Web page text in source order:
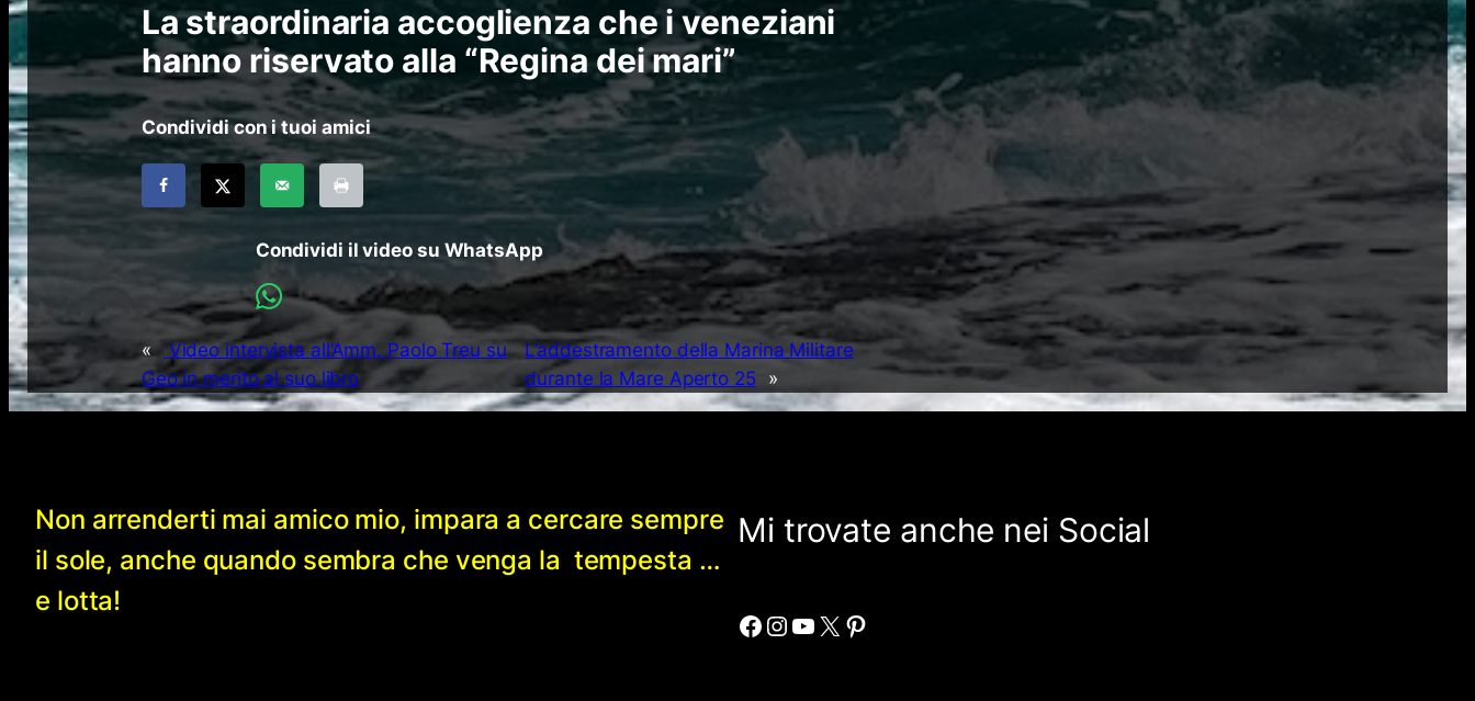
La straordinaria accoglienza che i veneziani
hanno riservato alla “Regina dei mari”
Condividi con i tuoi amici
Condividi il video su WhatsApp
«
Video intervista all’Amm. Paolo Treu su
Geo in merito al suo libro
L’addestramento della Marina Militare
durante la Mare Aperto 25
»
Non arrenderti mai amico mio, impara a cercare sempre
il sole, anche quando sembra che venga la tempesta …
e lotta!
Mi trovate anche nei Social
Facebook Instagram YouTube X Pinterest